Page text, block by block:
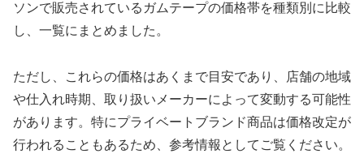
ソンで販売されているガムテープの価格帯を種類別に比較
し、一覧にまとめました。
ただし、これらの価格はあくまで目安であり、店舗の地域
や仕入れ時期、取り扱いメーカーによって変動する可能性
があります。特にプライベートブランド商品は価格改定が
行われることもあるため、参考情報としてご覧ください。